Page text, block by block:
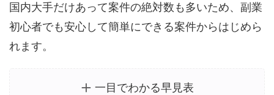
国内大手だけあって案件の絶対数も多いため、副業
初心者でも安心して簡単にできる案件からはじめら
れます。
一目でわかる早見表